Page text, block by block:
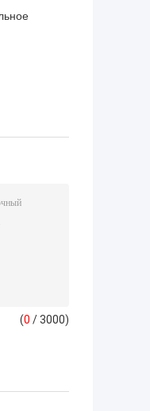
(0 / 3000)